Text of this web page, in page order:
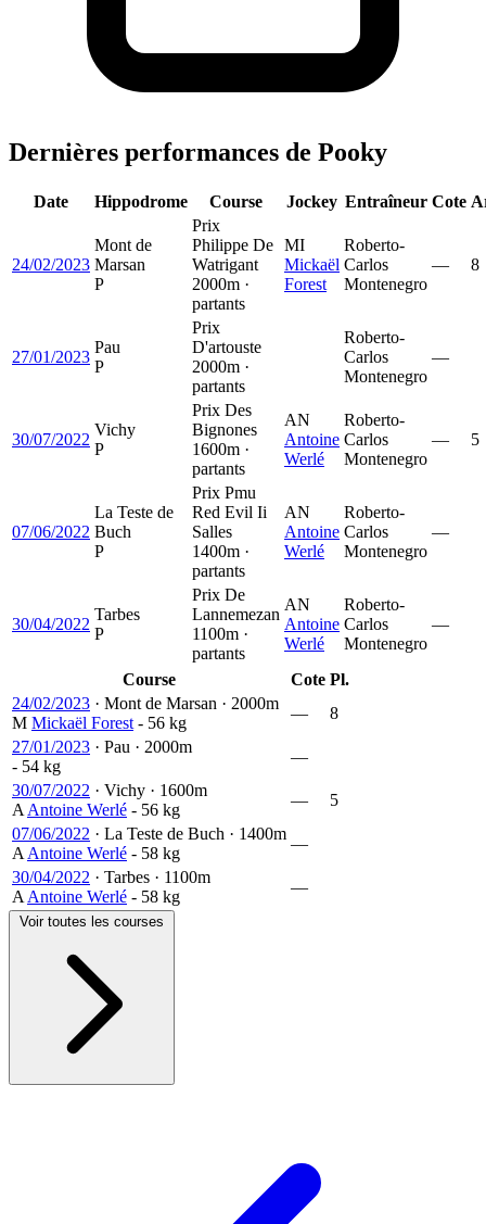
Dernières performances de Pooky
Date Hippodrome Course Jockey Entraîneur Cote
24/02/2023
Mont de
Marsan
P
Prix
Philippe De
Watrigant
2000m ·
partants
MI
Mickaël
Forest
Roberto-
Carlos
Montenegro
— 8
27/01/2023
Pau
P
Prix
D'artouste
2000m ·
partants
Roberto-
Carlos
Montenegro
—
30/07/2022
Vichy
P
Prix Des
Bignones
1600m ·
partants
AN
Antoine
Werlé
Roberto-
Carlos
Montenegro
— 5
07/06/2022
La Teste de
Buch
P
Prix Pmu
Red Evil Ii
Salles
1400m ·
partants
AN
Antoine
Werlé
Roberto-
Carlos
Montenegro
—
30/04/2022
Tarbes
P
Prix De
Lannemezan
1100m ·
partants
AN
Antoine
Werlé
Roberto-
Carlos
Montenegro
—
Course Cote Pl.
24/02/2023 · Mont de Marsan · 2000m
M Mickaël Forest - 56 kg
—
8
27/01/2023 · Pau · 2000m
- 54 kg
—
30/07/2022 · Vichy · 1600m
A Antoine Werlé - 56 kg
—
5
07/06/2022 · La Teste de Buch · 1400m
A Antoine Werlé - 58 kg
—
30/04/2022 · Tarbes · 1100m
A Antoine Werlé - 58 kg
—
Voir toutes les courses